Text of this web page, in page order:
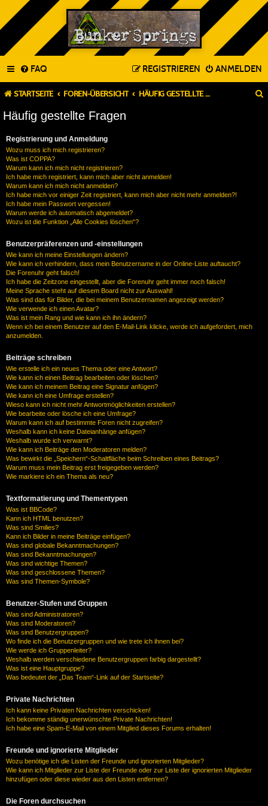
FAQ ANMELDEN
REGISTRIEREN
STARTSEITE FOREN-ÜBERSICHT HÄUFIG GESTELLTE FRAGEN
Häufig gestellte Fragen
Registrierung und Anmeldung
Wozu muss ich mich registrieren?
Was ist COPPA?
Warum kann ich mich nicht registrieren?
Ich habe mich registriert, kann mich aber nicht anmelden!
Warum kann ich mich nicht anmelden?
Ich habe mich vor einiger Zeit registriert, kann mich aber nicht mehr anmelden?!
Ich habe mein Passwort vergessen!
Warum werde ich automatisch abgemeldet?
Wozu ist die Funktion „Alle Cookies löschen“?
Benutzerpräferenzen und -einstellungen
Wie kann ich meine Einstellungen ändern?
Wie kann ich verhindern, dass mein Benutzername in der Online-Liste auftaucht?
Die Forenuhr geht falsch!
Ich habe die Zeitzone eingestellt, aber die Forenuhr geht immer noch falsch!
Meine Sprache steht auf diesem Board nicht zur Auswahl!
Was sind das für Bilder, die bei meinem Benutzernamen angezeigt werden?
Wie verwende ich einen Avatar?
Was ist mein Rang und wie kann ich ihn ändern?
Wenn ich bei einem Benutzer auf den E-Mail-Link klicke, werde ich aufgefordert, mich
anzumelden.
Beiträge schreiben
Wie erstelle ich ein neues Thema oder eine Antwort?
Wie kann ich einen Beitrag bearbeiten oder löschen?
Wie kann ich meinem Beitrag eine Signatur anfügen?
Wie kann ich eine Umfrage erstellen?
Wieso kann ich nicht mehr Antwortmöglichkeiten erstellen?
Wie bearbeite oder lösche ich eine Umfrage?
Warum kann ich auf bestimmte Foren nicht zugreifen?
Weshalb kann ich keine Dateianhänge anfügen?
Weshalb wurde ich verwarnt?
Wie kann ich Beiträge den Moderatoren melden?
Was bewirkt die „Speichern“-Schaltfläche beim Schreiben eines Beitrags?
Warum muss mein Beitrag erst freigegeben werden?
Wie markiere ich ein Thema als neu?
Textformatierung und Thementypen
Was ist BBCode?
Kann ich HTML benutzen?
Was sind Smilies?
Kann ich Bilder in meine Beiträge einfügen?
Was sind globale Bekanntmachungen?
Was sind Bekanntmachungen?
Was sind wichtige Themen?
Was sind geschlossene Themen?
Was sind Themen-Symbole?
Benutzer-Stufen und Gruppen
Was sind Administratoren?
Was sind Moderatoren?
Was sind Benutzergruppen?
Wo finde ich die Benutzergruppen und wie trete ich ihnen bei?
Wie werde ich Gruppenleiter?
Weshalb werden verschiedene Benutzergruppen farbig dargestellt?
Was ist eine Hauptgruppe?
Was bedeutet der „Das Team“-Link auf der Startseite?
Private Nachrichten
Ich kann keine Privaten Nachrichten verschicken!
Ich bekomme ständig unerwünschte Private Nachrichten!
Ich habe eine Spam-E-Mail von einem Mitglied dieses Forums erhalten!
Freunde und ignorierte Mitglieder
Wozu benötige ich die Listen der Freunde und ignorierten Mitglieder?
Wie kann ich Mitglieder zur Liste der Freunde oder zur Liste der ignorierten Mitglieder
hinzufügen oder diese wieder aus den Listen entfernen?
Die Foren durchsuchen